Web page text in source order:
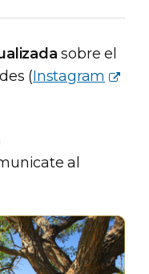
sobre el
(Instagram
al